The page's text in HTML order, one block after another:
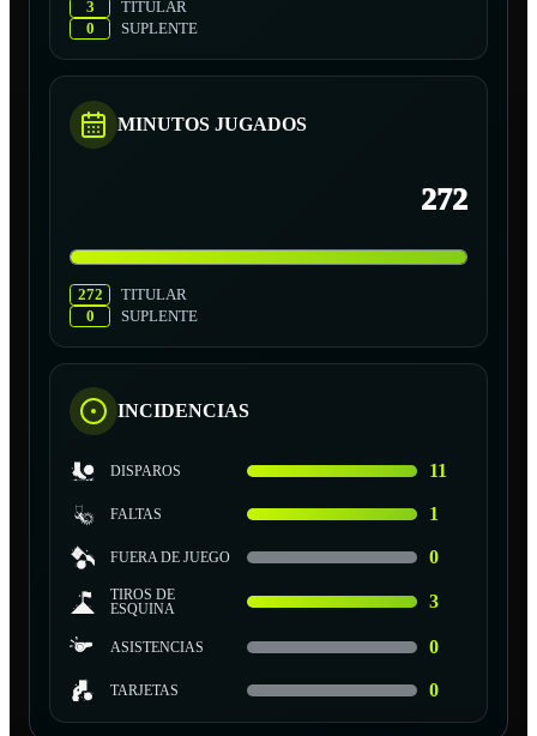
3
TITULAR
0
SUPLENTE
MINUTOS JUGADOS
272
272
TITULAR
0
SUPLENTE
INCIDENCIAS
DISPAROS 11
FALTAS 1
FUERA DE JUEGO 0
TIROS DE
ESQUINA
3
ASISTENCIAS 0
TARJETAS 0